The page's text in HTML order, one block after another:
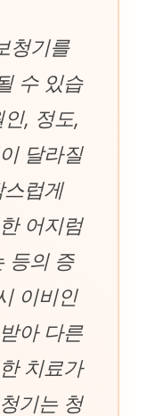
청기를
수 있습
, 정도,
달라질
럽게
어지럼
등의 증
이비인
아 다른
치료가
기는 청